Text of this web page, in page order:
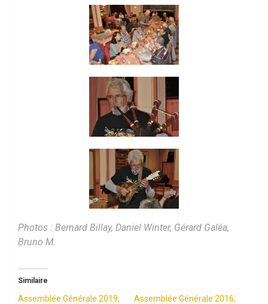
Photos : Bernard Billay, Daniel Winter, Gérard Galéa,
Bruno M.
Similaire
Assemblée Générale 2019,
Assemblée Générale 2016,